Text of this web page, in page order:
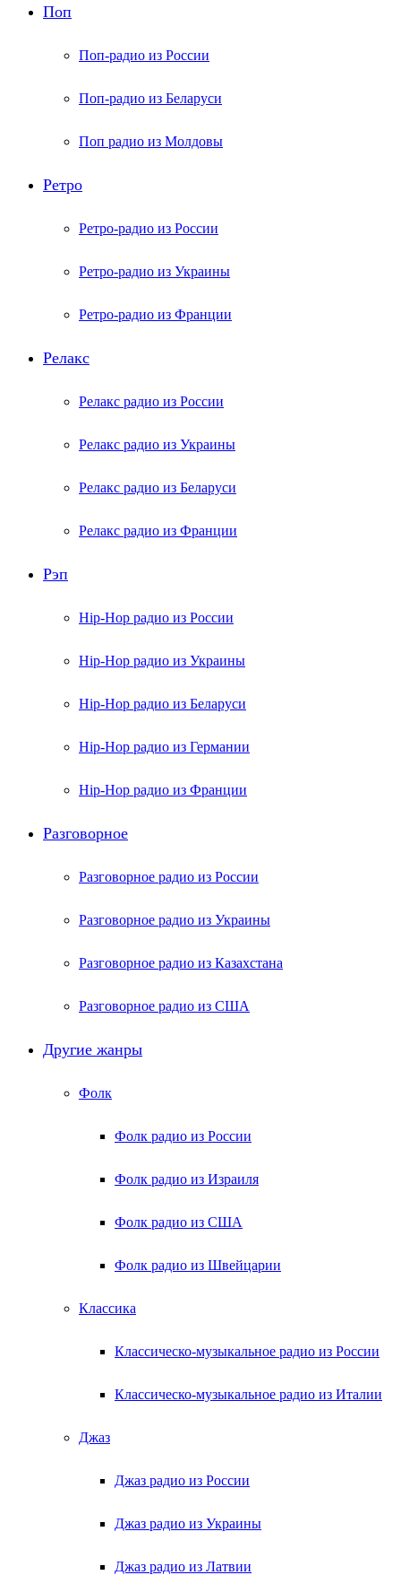
Поп
Поп-радио из России
Поп-радио из Беларуси
Поп радио из Молдовы
Ретро
Ретро-радио из России
Ретро-радио из Украины
Ретро-радио из Франции
Релакс
Релакс радио из России
Релакс радио из Украины
Релакс радио из Беларуси
Релакс радио из Франции
Рэп
Hip-Hop радио из России
Hip-Hop радио из Украины
Hip-Hop радио из Беларуси
Hip-Hop радио из Германии
Hip-Hop радио из Франции
Разговорное
Разговорное радио из России
Разговорное радио из Украины
Разговорное радио из Казахстана
Разговорное радио из США
Другие жанры
Фолк
Фолк радио из России
Фолк радио из Израиля
Фолк радио из США
Фолк радио из Швейцарии
Классика
Классическо-музыкальное радио из России
Классическо-музыкальное радио из Италии
Джаз
Джаз радио из России
Джаз радио из Украины
Джаз радио из Латвии